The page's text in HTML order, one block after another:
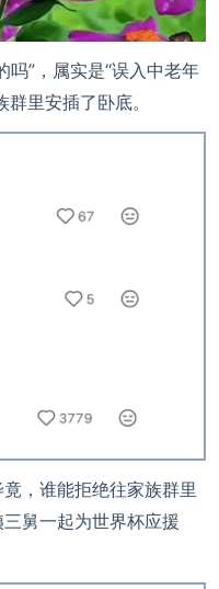
吗”，属实是“误入中老年
里安插了卧底。
，谁能拒绝往家族群里
舅一起为世界杯应援